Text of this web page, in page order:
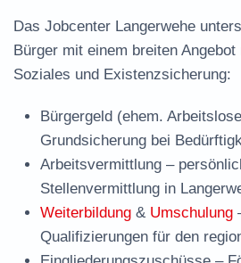
Das Jobcenter Langerwehe
Bürger mit einem breiten Angebot
Soziales und Existenzsicherung:
Bürgergeld (ehem.
Grundsicherung bei
Arbeitsvermittlung –
Stellenvermittlung in
Weiterbildung & Umschulung
Qualifizierungen für den